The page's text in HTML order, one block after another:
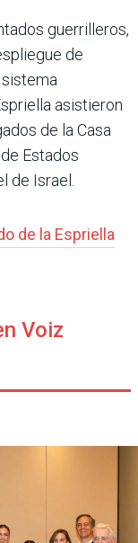
guerrilleros,
de
asistieron
de la Casa
Estados
de Israel.
de la Espriella
Voiz